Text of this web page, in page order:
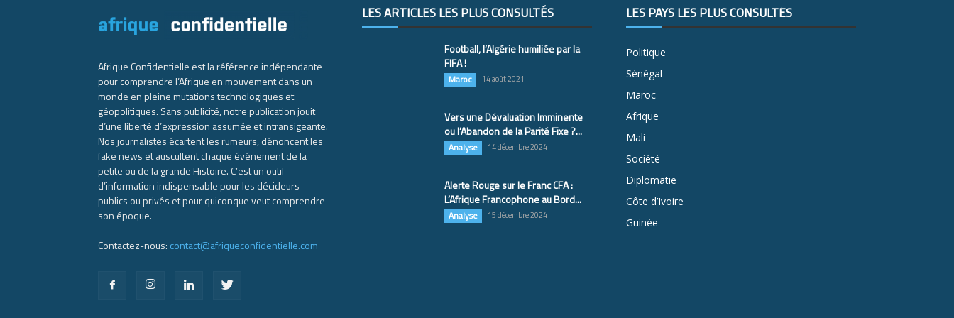
Afrique Confidentielle est la référence indépendante
pour comprendre l’Afrique en mouvement dans un
monde en pleine mutations technologiques et
géopolitiques. Sans publicité, notre publication jouit
d’une liberté d’expression assumée et intransigeante.
Nos journalistes écartent les rumeurs, dénoncent les
fake news et auscultent chaque événement de la
petite ou de la grande Histoire. C’est un outil
d’information indispensable pour les décideurs
publics ou privés et pour quiconque veut comprendre
son époque.
Contactez-nous: contact@afriqueconfidentielle.com
LES ARTICLES LES PLUS CONSULTÉS
Football, l’Algérie humiliée par la
FIFA !
Maroc 14 août 2021
Vers une Dévaluation Imminente
ou l’Abandon de la Parité Fixe ?...
Analyse 14 décembre 2024
Alerte Rouge sur le Franc CFA :
L’Afrique Francophone au Bord...
Analyse 15 décembre 2024
LES PAYS LES PLUS CONSULTÉS
Politique
Sénégal
Maroc
Afrique
Mali
Société
Diplomatie
Côte d’Ivoire
Guinée